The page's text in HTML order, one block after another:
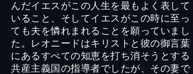
んだイエスがこの人生を最もよく表して
いること、そしてイエスがこの時に至っ
ても夫を憐れまれることを願っていまし
た。レオニードはキリストと彼の御言葉
にあるすべての知恵を打ち消そうとする
共産主義国の指導者でしたが、その妻で